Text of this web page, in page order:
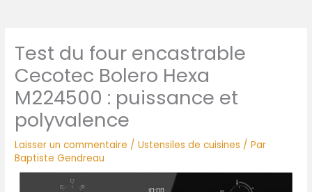
Test du four encastrable
Cecotec Bolero Hexa
M224500 : puissance et
polyvalence
Laisser un commentaire /Ustensiles de cuisines / Par
Baptiste Gendreau